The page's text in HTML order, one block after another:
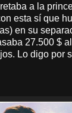
a la
esta sí que
en su
27.500 $
Lo digo por